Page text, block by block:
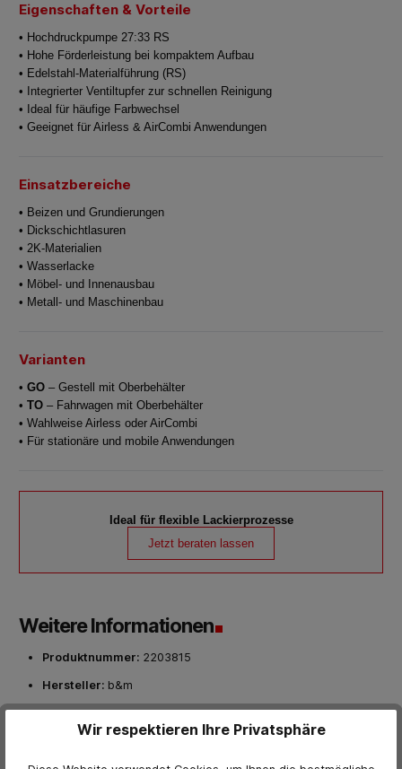
Eigenschaften & Vorteile
• Hochdruckpumpe 27:33 RS
• Hohe Förderleistung bei kompaktem Aufbau
• Edelstahl-Materialführung (RS)
• Integrierter Ventiltupfer zur schnellen Reinigung
• Ideal für häufige Farbwechsel
• Geeignet für Airless & AirCombi Anwendungen
Einsatzbereiche
• Beizen und Grundierungen
• Dickschichtlasuren
• 2K-Materialien
• Wasserlacke
• Möbel- und Innenausbau
• Metall- und Maschinenbau
Varianten
• GO – Gestell mit Oberbehälter
• TO – Fahrwagen mit Oberbehälter
• Wahlweise Airless oder AirCombi
• Für stationäre und mobile Anwendungen
Ideal für flexible Lackierprozesse
Jetzt beraten lassen
Weitere Informationen
Produktnummer: 2203815
Hersteller: b&m
Wir respektieren Ihre Privatsphäre